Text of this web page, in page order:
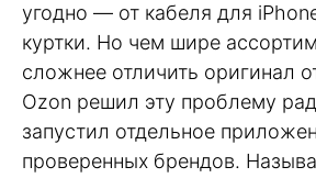
угодно — от кабеля для
куртки. Но чем шире
сложнее отличить оригинал
Ozon решил эту проблему
запустил отдельное
проверенных брендов.